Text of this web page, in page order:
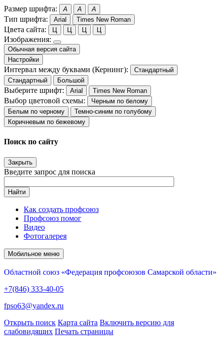
Размер шрифта: A A A
Тип шрифта: Arial Times New Roman
Цвета сайта: Ц Ц Ц Ц
Изображения:
Обычная версия сайта
Настройки
Интервал между буквами (Кернинг):
Стандартный
Стандартный
Большой
Выберите шрифт: Arial Times New Roman
Выбор цветовой схемы:
Черным по белому
Белым по черному
Темно-синим по голубому
Коричневым по бежевому
Поиск по сайту
Закрыть
Введите запрос для поиска
Найти
Как создать профсоюз
Профсоюз помог
Видео
Фотогалерея
Мобильное меню
Областной союз «Федерация профсоюзов Самарской области»
+7(846) 333-40-05
fpso63@yandex.ru
Открыть поиск Карта сайта Включить версию для
слабовидящих Печать страницы